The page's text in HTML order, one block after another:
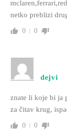
netko preblizi
0 0
dejvi
znate li koje bi ja
za čitav krug,
0 0